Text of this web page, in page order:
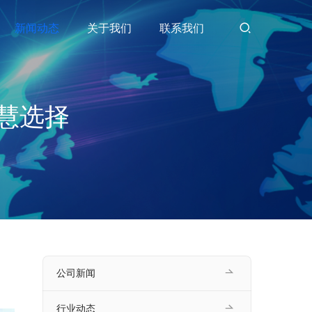
新闻动态 关于我们 联系我们
选择
公司新闻
行业动态